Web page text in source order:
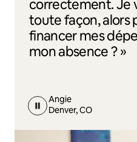
correctement. Je
toute façon, alors
financer mes
mon absence ? »
Angie
Denver, CO